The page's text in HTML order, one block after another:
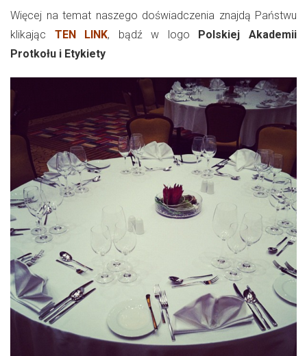
Więcej na temat naszego doświadczenia znajdą Państwu
klikając TEN LINK, bądź w logo
Polskiej Akademii
Protkołu i Etykiety